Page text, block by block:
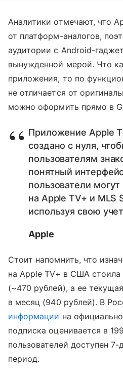
Аналитики отмечают, что
от платформ-аналогов,
аудитории с Android-
вынужденной мерой. Что
приложения, то по
не отличается от
можно оформить прямо в
Приложение Apple
создано с нуля,
пользователям
понятный
пользователи могут
на Apple TV+ и MLS
используя свою
Apple
Стоит напомнить, что
на Apple TV+ в США
(~470 рублей), а ее
в месяц (940 рублей). В
информации на
подписка оценивается в
пользователей доступен
период.